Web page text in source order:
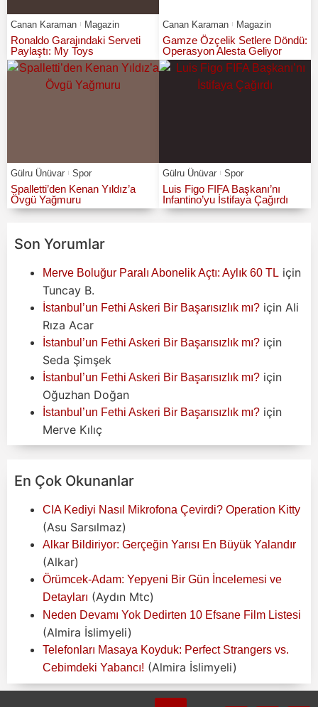
Canan Karaman Magazin
Ronaldo Garajındaki Serveti
Paylaştı: My Toys
Canan Karaman Magazin
Gamze Özçelik Setlere Döndü:
Operasyon Alesta Geliyor
Gülru Ünüvar Spor
Spalletti’den Kenan Yıldız’a
Övgü Yağmuru
Gülru Ünüvar Spor
Luis Figo FIFA Başkanı’nı
Infantino’yu İstifaya Çağırdı
Son Yorumlar
Merve Boluğur Paralı Abonelik Açtı: Aylık 60 TL için
Tuncay B.
İstanbul’un Fethi Askeri Bir Başarısızlık mı? için Ali
Rıza Acar
İstanbul’un Fethi Askeri Bir Başarısızlık mı? için
Seda Şimşek
İstanbul’un Fethi Askeri Bir Başarısızlık mı? için
Oğuzhan Doğan
İstanbul’un Fethi Askeri Bir Başarısızlık mı? için
Merve Kılıç
En Çok Okunanlar
CIA Kediyi Nasıl Mikrofona Çevirdi? Operation Kitty
(Asu Sarsılmaz)
Alkar Bildiriyor: Gerçeğin Yarısı En Büyük Yalandır
(Alkar)
Örümcek-Adam: Yepyeni Bir Gün İncelemesi ve
Detayları (Aydın Mtc)
Neden Devamı Yok Dedirten 10 Efsane Film Listesi
(Almira İslimyeli)
Telefonları Masaya Koyduk: Perfect Strangers vs.
Cebimdeki Yabancı! (Almira İslimyeli)